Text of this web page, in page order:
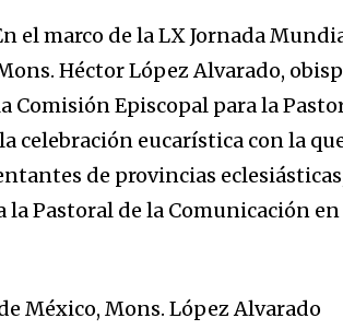
el marco de la LX Jornada
Héctor López Alvarado,
Comisión Episcopal para la
celebración eucarística con la
de provincias
la Pastoral de la Comunicación en
México, Mons. López Alvarado